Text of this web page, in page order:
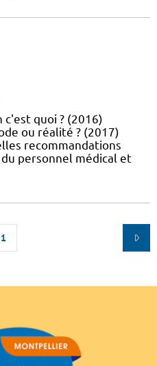
quoi ? (2016)
ou réalité ? (2017)
recommandations
personnel médical et
1